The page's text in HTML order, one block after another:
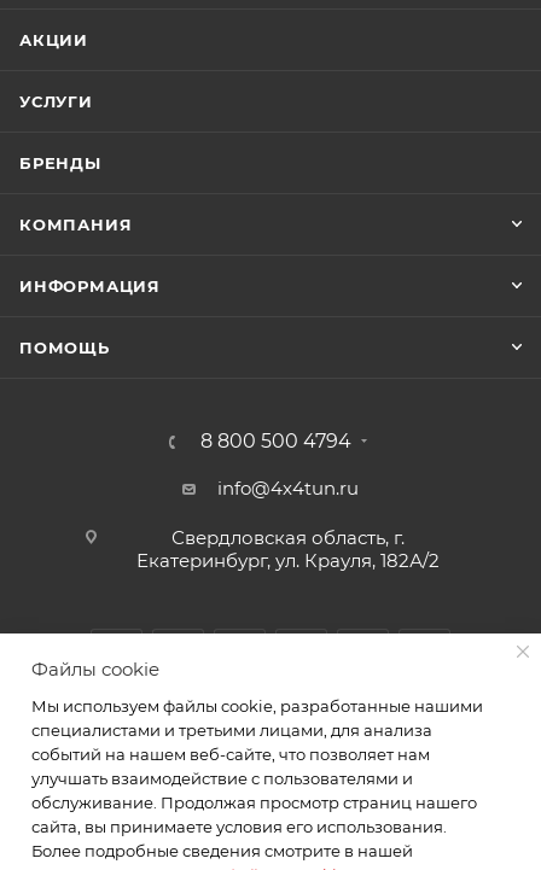
АКЦИИ
УСЛУГИ
БРЕНДЫ
КОМПАНИЯ
ИНФОРМАЦИЯ
ПОМОЩЬ
8 800 500 4794
info@4x4tun.ru
Свердловская область, г.
Екатеринбург, ул. Крауля, 182А/2
2026 © Магазин и сервис для внедорожников г.
Екатеринбург Крауля 182А/2. ИП Комаров А.Ю.
Файлы cookie
Мы используем файлы cookie, разработанные нашими
специалистами и третьими лицами, для анализа
событий на нашем веб-сайте, что позволяет нам
улучшать взаимодействие с пользователями и
обслуживание. Продолжая просмотр страниц нашего
сайта, вы принимаете условия его использования.
Более подробные сведения смотрите в нашей